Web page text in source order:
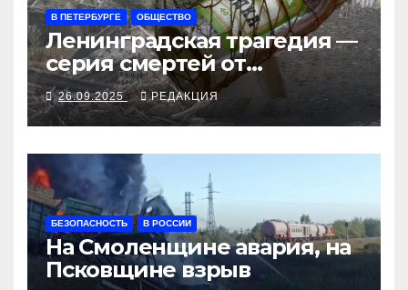
В ПЕТЕРБУРГЕ ОБЩЕСТВО
Ленинградская трагедия —
серия смертей от
алкосуррогата
26.09.2025 РЕДАКЦИЯ
БЕЗОПАСНОСТЬ В РОССИИ
На Смоленщине авария, на
Псковщине взрыв